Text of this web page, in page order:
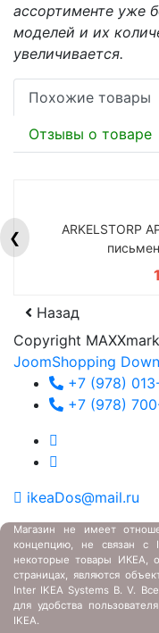
ассортименте уже
моделей и их
увеличивается.
Похожие товары
Отзывы о товаре
❮
ARKELSTORP
Назад
Copyright
JoomShopping
+7 (978)
+7 (978)
ikeaDos@mail.ru
Магазин не имеет
концепцию, не связан с
некоторые товары ИКЕА,
страницах, являются
Inter IKEA Systems B. V.
для удобства
IKEA.